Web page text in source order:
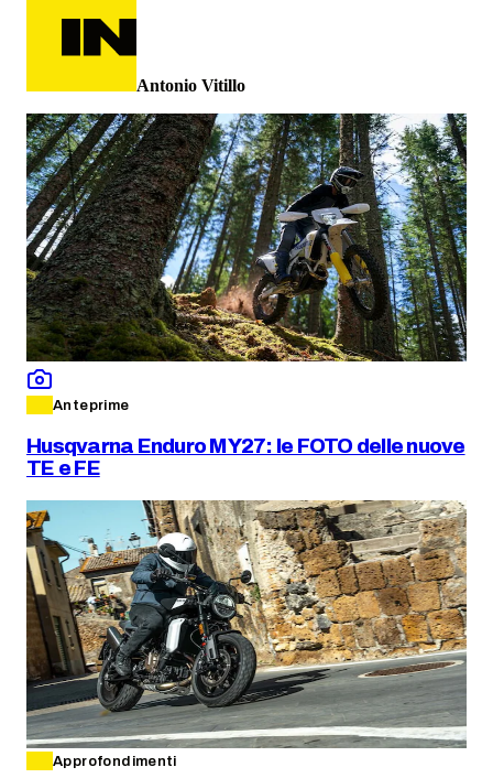
Antonio Vitillo
Anteprime
Husqvarna Enduro MY27: le FOTO delle nuove
TE e FE
Approfondimenti